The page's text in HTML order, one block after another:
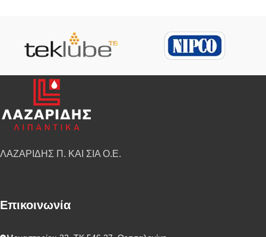
ΛΑΖΑΡΙΔΗΣ Π. ΚΑΙ ΣΙΑ Ο.Ε.
Επικοινωνία